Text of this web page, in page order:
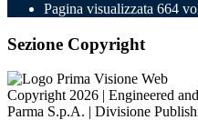
Pagina visualizzata 664
Sezione Copyright
Copyright 2026 | Engineered
Parma S.p.A. | Divisione